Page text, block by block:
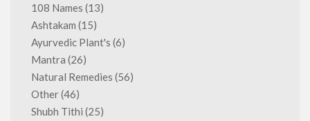
108 Names (13)
Ashtakam (15)
Ayurvedic Plant's (6)
Mantra (26)
Natural Remedies (56)
Other(46)
Shubh Tithi (25)